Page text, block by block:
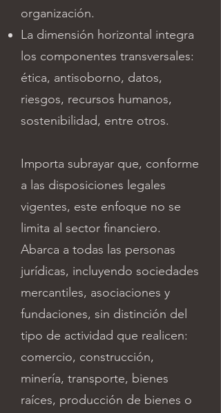
organización.
La dimensión horizontal integra
los componentes transversales:
ética, antisoborno, datos,
riesgos, recursos humanos,
sostenibilidad, entre otros.
Importa subrayar que, conforme
a las disposiciones legales
vigentes, este enfoque no se
limita al sector financiero.
Abarca a todas las personas
jurídicas, incluyendo sociedades
mercantiles, asociaciones y
fundaciones, sin distinción del
tipo de actividad que realicen:
comercio, construcción,
minería, transporte, bienes
raíces, producción de bienes o